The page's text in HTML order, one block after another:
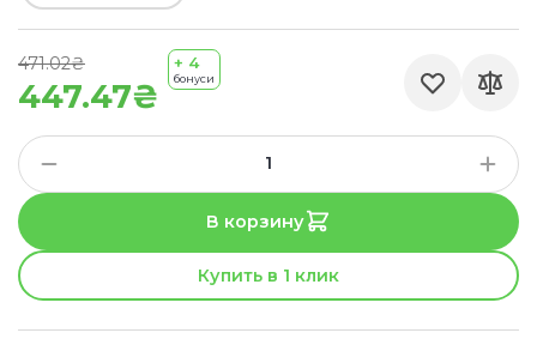
447.47₴
471.02₴ + 4
бонуси
В корзину
Купить в 1 клик